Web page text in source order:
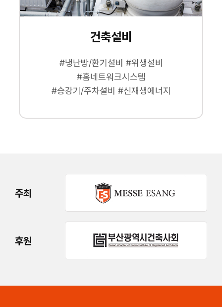
건축설비
#냉난방/환기설비 #위생설비
#홈네트워크시스템
#승강기/주차설비 #신재생에너지
주최
후원